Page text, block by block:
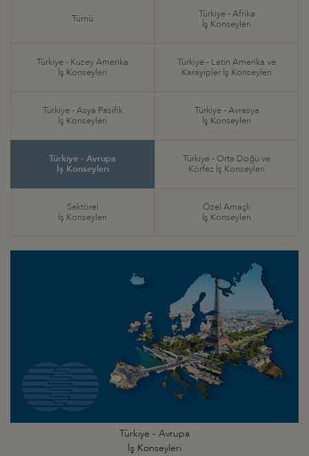
Tümü
Türkiye - Afrika
İş Konseyleri
Türkiye - Kuzey Amerika
İş Konseyleri
Türkiye - Latin Amerika ve
Karayipler İş Konseyleri
Türkiye - Asya Pasifik
İş Konseyleri
Türkiye - Avrasya
İş Konseyleri
Türkiye - Avrupa
İş Konseyleri
Türkiye - Orta Doğu ve
Körfez İş Konseyleri
Sektörel
İş Konseyleri
Özel Amaçlı
İş Konseyleri
Türkiye - Avrupa
İş Konseyleri